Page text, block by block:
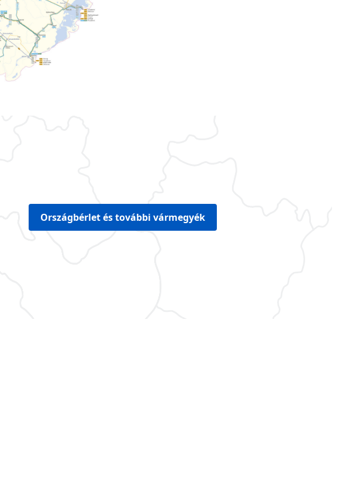
Országbérlet és további vármegyék